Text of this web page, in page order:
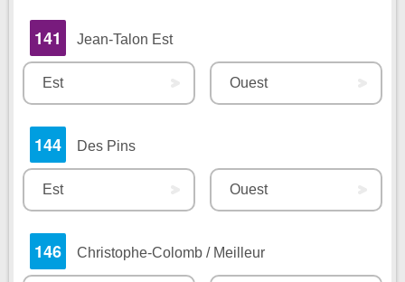
141 Jean-Talon Est
Est Ouest
144 Des Pins
Est Ouest
146 Christophe-Colomb / Meilleur